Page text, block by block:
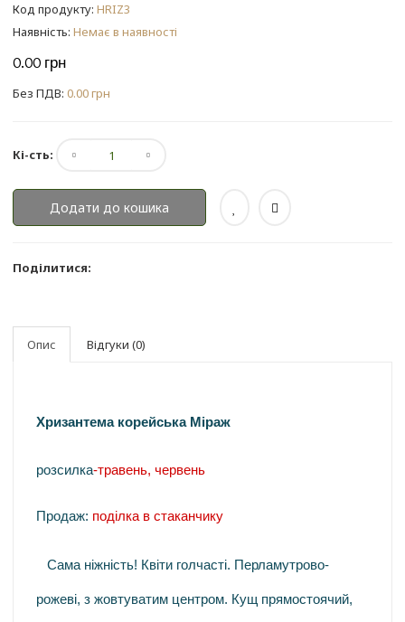
Код продукту: HRIZ3
Наявність: Немає в наявності
0.00 грн
Без ПДВ: 0.00 грн
Кі-сть:
Додати до кошика
Поділитися:
Опис Відгуки (0)
Хризантема корейська Міраж
розсилка-травень, червень
Продаж: поділка в стаканчику
Сама ніжність! Квіти голчасті. Перламутрово-
рожеві, з жовтуватим центром. Кущ прямостоячий,